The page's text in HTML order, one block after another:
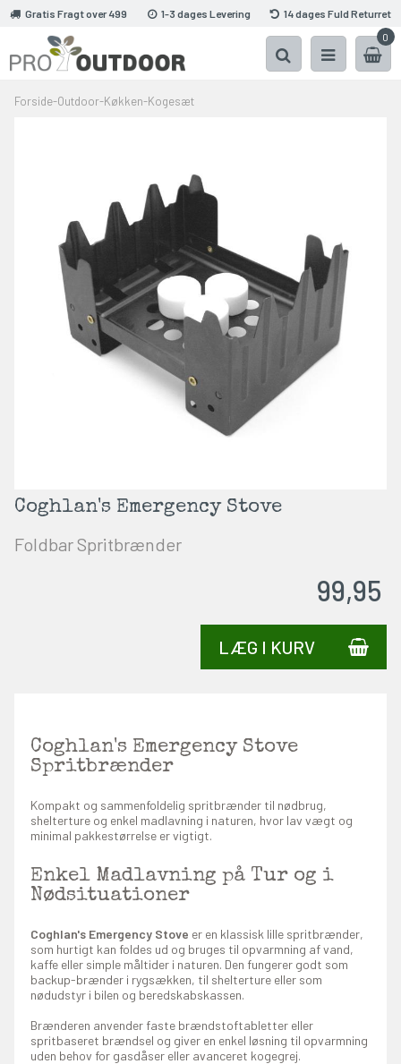
Gratis Fragt over 499 1-3 dages Levering
14 dages Fuld Returret
0
Forside-Outdoor-Køkken-Kogesæt
Coghlan's Emergency Stove
Foldbar Spritbrænder
99,95
LÆG I KURV
Coghlan's Emergency Stove
Spritbrænder
Kompakt og sammenfoldelig spritbrænder til nødbrug,
shelterture og enkel madlavning i naturen, hvor lav vægt og
minimal pakkestørrelse er vigtigt.
Enkel Madlavning på Tur og i
Nødsituationer
Coghlan's Emergency Stove er en klassisk lille spritbrænder,
som hurtigt kan foldes ud og bruges til opvarmning af vand,
kaffe eller simple måltider i naturen. Den fungerer godt som
backup-brænder i rygsækken, til shelterture eller som
nødudstyr i bilen og beredskabskassen.
Brænderen anvender faste brændstoftabletter eller
spritbaseret brændsel og giver en enkel løsning til opvarmning
uden behov for gasdåser eller avanceret kogegrej.